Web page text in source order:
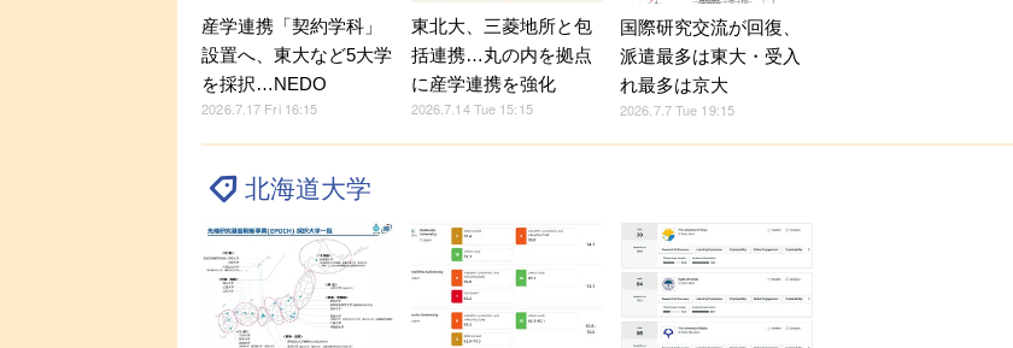
産学連携「契約学科」
設置へ、東大など5大学
を採択…NEDO
2026.7.17 Fri 16:15
東北大、三菱地所と包
括連携…丸の内を拠点
に産学連携を強化
2026.7.14 Tue 15:15
国際研究交流が回復、
派遣最多は東大・受入
れ最多は京大
2026.7.7 Tue 19:15
北海道大学